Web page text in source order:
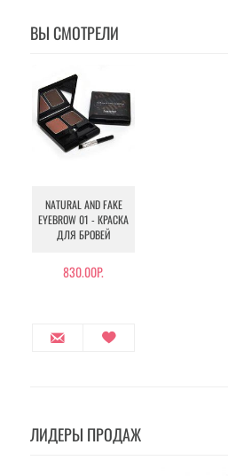
ВЫ СМОТРЕЛИ
NATURAL AND FAKE
EYEBROW 01 - КРАСКА
ДЛЯ БРОВЕЙ
830.00Р.
ЛИДЕРЫ ПРОДАЖ